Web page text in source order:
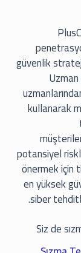
güvenlik
kullanarak
potansiyel
önermek için
en yüksek
siber
Siz de